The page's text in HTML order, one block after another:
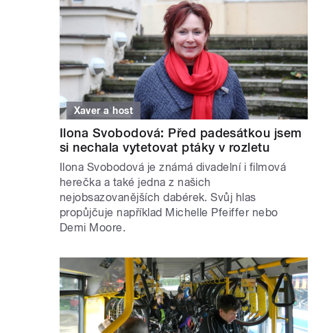
Xaver a host
Ilona Svobodová: Před padesátkou jsem
si nechala vytetovat ptáky v rozletu
Ilona Svobodová je známá divadelní i filmová
herečka a také jedna z našich
nejobsazovanějších dabérek. Svůj hlas
propůjčuje například Michelle Pfeiffer nebo
Demi Moore.